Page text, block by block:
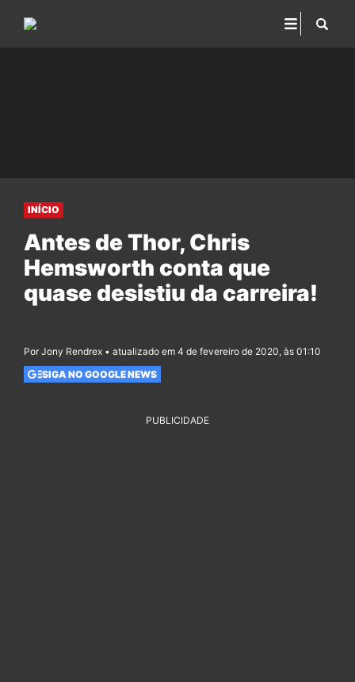
INÍCIO
Antes de Thor, Chris
Hemsworth conta que
quase desistiu da carreira!
Por Jony Rendrex • atualizado em 4 de fevereiro de 2020, às 01:10
SIGA NO GOOGLE NEWS
PUBLICIDADE